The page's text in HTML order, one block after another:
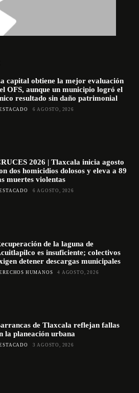
capital obtiene la mejor evaluación
OFS, aunque un municipio logró el
resultado sin daño patrimonial
6 AGOSTO, 2026
2026 | Tlaxcala inicia agosto
dos homicidios dolosos y eleva a 89
muertes violentas
6 AGOSTO, 2026
de la laguna de
es insuficiente; colectivos
detener descargas municipales
HUMANOS 4 AGOSTO, 2026
de Tlaxcala reflejan fallas
la planeación urbana
3 AGOSTO, 2026